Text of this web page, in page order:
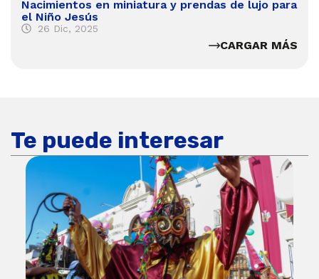
Nacimientos en miniatura y prendas de lujo para
el Niño Jesús
26 Dic, 2025
CARGAR MÁS
Te puede interesar